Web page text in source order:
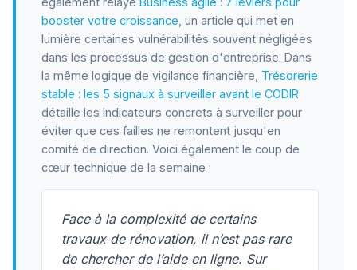
booster votre croissance , un article qui met en
lumière certaines vulnérabilités souvent négligées
dans les processus de gestion d'entreprise. Dans
la même logique de vigilance financière, Trésorerie
stable : les 5 signaux à surveiller avant le CODIR
détaille les indicateurs concrets à surveiller pour
éviter que ces failles ne remontent jusqu'en
comité de direction. Voici également le coup de
cœur technique de la semaine :
Face à la complexité de certains
travaux de rénovation, il n’est pas rare
de chercher de l’aide en ligne. Sur